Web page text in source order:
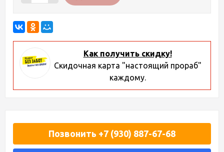
Как получить скидку!
Скидочная карта "настоящий прораб"
каждому.
Позвонить +7 (930) 887-67-68